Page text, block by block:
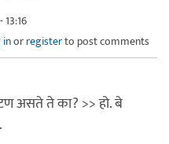
13:16
inorregisterto post comments
असते ते का? >> हो. बे